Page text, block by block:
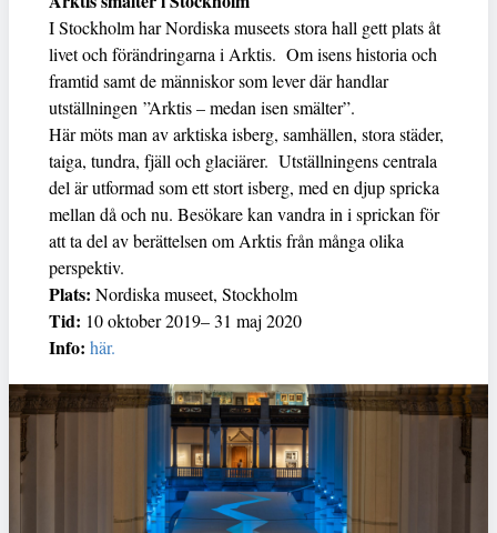
I Stockholm har Nordiska museets stora hall gett plats åt
livet och förändringarna i Arktis. Om isens historia och
framtid samt de människor som lever där handlar
utställningen ”Arktis – medan isen smälter”.
Här möts man av arktiska isberg, samhällen, stora städer,
taiga, tundra, fjäll och glaciärer. Utställningens centrala
del är utformad som ett stort isberg, med en djup spricka
mellan då och nu. Besökare kan vandra in i sprickan för
att ta del av berättelsen om Arktis från många olika
perspektiv.
Plats: Nordiska museet, Stockholm
Tid: 10 oktober 2019– 31 maj 2020
Info: här.